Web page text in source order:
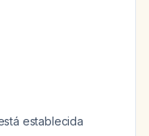
establecida